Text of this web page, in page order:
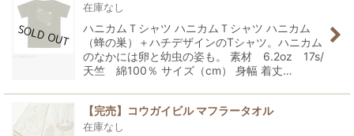
在庫なし
ハニカムＴシャツ ハニカムＴシャツ ハニカム
（蜂の巣）＋ハチデザインのTシャツ。ハニカム
のなかには卵と幼虫の姿も。 素材 6.2oz 17s/
天竺 綿100％ サイズ（cm） 身幅 着丈…
【完売】コウガイビル マフラータオル
在庫なし